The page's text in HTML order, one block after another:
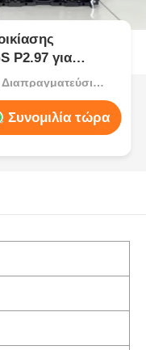
P2.97 για
οθόνη CE
Τιμή：Διαπραγματεύσιμος
Συνομιλία τώρα